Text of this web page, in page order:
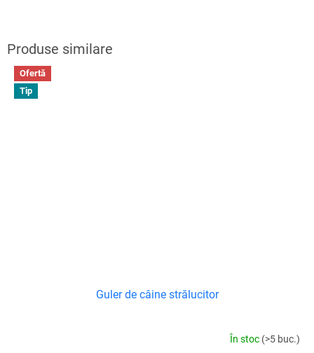
Ofertă
Tip
Guler de câine strălucitor
În stoc (>5 buc.)